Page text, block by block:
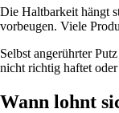
Die Haltbarkeit hängt
vorbeugen. Viele
Selbst angerührter
nicht richtig haftet
Wann lohnt